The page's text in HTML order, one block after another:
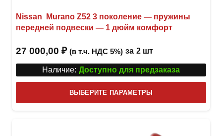
Nissan Murano Z52 3 поколение — пружины
передней подвески — 1 дюйм комфорт
27 000,00 ₽ (в т.ч. НДС 5%) за 2 шт
Наличие: Доступно для предзаказа
ВЫБЕРИТЕ ПАРАМЕТРЫ
товар